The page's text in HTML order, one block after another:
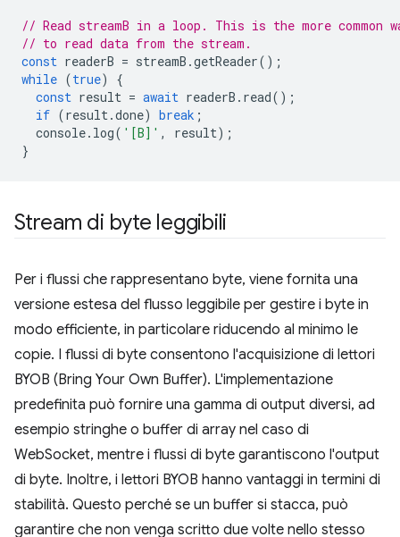
// Read streamB in a loop. This is the more common
// to read data from the stream.
const readerB = streamB .getReader();
while (true)
{
const result = await readerB . read();
if (result.done) break ;
console. log( '[B]' , result);
}
Stream di byte leggibili
Per i flussi che rappresentano byte, viene fornita una
versione estesa del flusso leggibile per gestire i byte in
modo efficiente, in particolare riducendo al minimo le
copie. I flussi di byte consentono l'acquisizione di lettori
BYOB (Bring Your Own Buffer). L'implementazione
predefinita può fornire una gamma di output diversi, ad
esempio stringhe o buffer di array nel caso di
WebSocket, mentre i flussi di byte garantiscono l'output
di byte. Inoltre, i lettori BYOB hanno vantaggi in termini di
stabilità. Questo perché se un buffer si stacca, può
garantire che non venga scritto due volte nello stesso